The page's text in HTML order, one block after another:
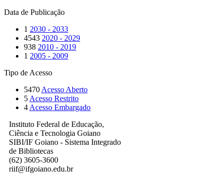
Data de Publicação
1 2030 - 2033
4543 2020 - 2029
938 2010 - 2019
1 2005 - 2009
Tipo de Acesso
5470 Acesso Aberto
5 Acesso Restrito
4 Acesso Embargado
Instituto Federal de Educação,
Ciência e Tecnologia Goiano
SIBI/IF Goiano - Sistema Integrado
de Bibliotecas
(62) 3605-3600
riif@ifgoiano.edu.br